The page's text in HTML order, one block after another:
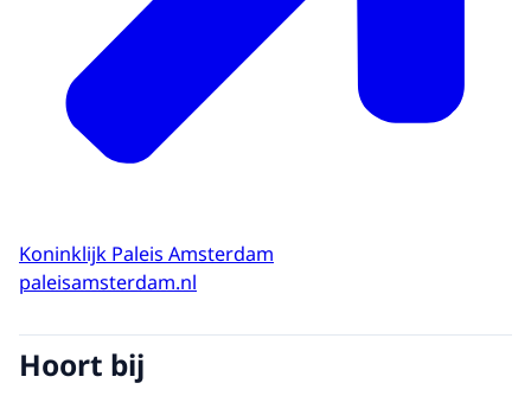
Koninklijk Paleis Amsterdam
paleisamsterdam.nl
Hoort bij